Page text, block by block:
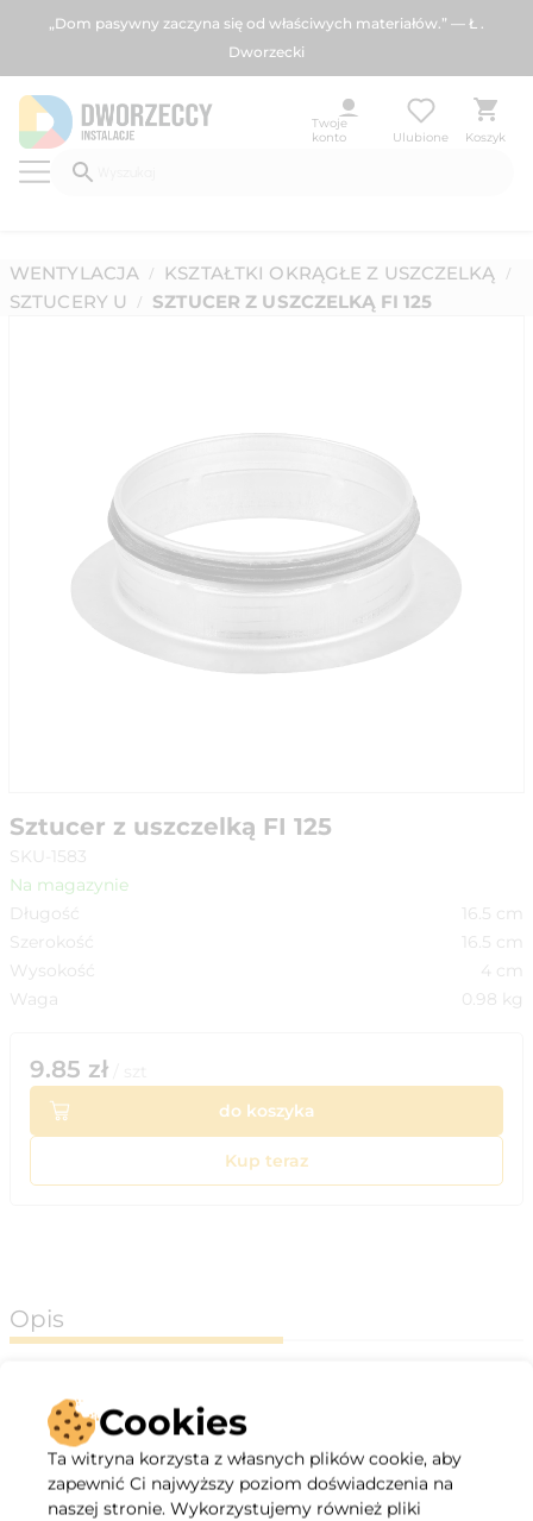
„Dom pasywny zaczyna się od właściwych materiałów.” — Ł .
Dworzecki
Twoje
konto
Ulubione Koszyk
WENTYLACJA / KSZTAŁTKI OKRĄGŁE Z USZCZELKĄ /
SZTUCERY U / SZTUCER Z USZCZELKĄ FI 125
Sztucer z uszczelką FI 125
SKU-1583
Na magazynie
Długość
16.5 cm
Szerokość
16.5 cm
Wysokość
4 cm
Waga
0.98 kg
9.85 zł
do koszyka
Kup teraz
Opis
skrzynką rozprężną i wykorzystywana jest do instalacji
zaworów anemostatu.
Cookies
Ta witryna korzysta z własnych plików cookie, aby
zapewnić Ci najwyższy poziom doświadczenia na
naszej stronie. Wykorzystujemy również pliki